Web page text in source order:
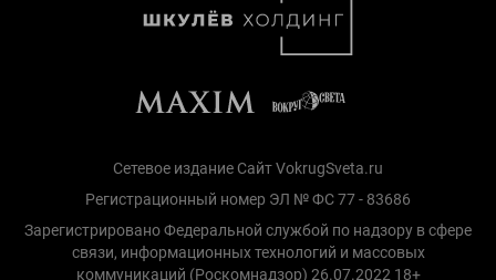
Сетевое издание Сайт VokrugSveta.ru
Регистрационный номер ЭЛ № ФС 77 - 83686
Зарегистрировано Федеральной службой по надзору в сфере
связи, информационных технологий и массовых
коммуникаций (Роскомнадзор) 26.07.2022 18+